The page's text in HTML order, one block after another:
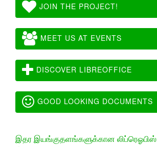
JOIN THE PROJECT!
MEET US AT EVENTS
DISCOVER LIBREOFFICE
GOOD LOOKING DOCUMENTS
இதர இயங்குதளங்களுக்கான லிப்ரெஓபிஸ்